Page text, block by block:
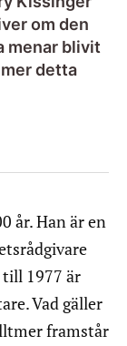
om den
menar blivit
detta
år. Han är en
1977 är
Vad gäller
framstår